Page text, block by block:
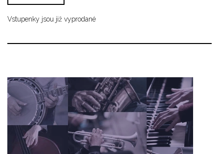
Vstupenky jsou již vyprodané